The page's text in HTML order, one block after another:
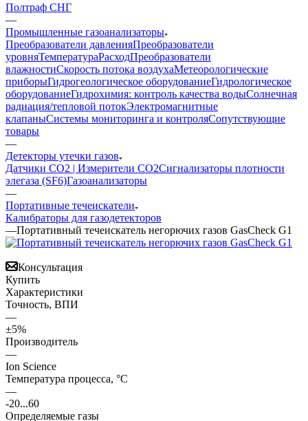
Полтраф СНГ
—
Промышленные газоанализаторы
Преобразователи давленияПреобразователи
уровняТемператураРасходПреобразователи
влажностиСкорость потока воздухаМетеорологические
приборыГидрогеологическое оборудованиеГидрологическое
оборудованиеГидрохимия: контроль качества водыСолнечная
радиация/тепловой потокЭлектромагнитные
клапаныСистемы мониторинга и контроляСопутствующие
товары
—
Детекторы утечки газов
Датчики CO2 | Измерители СО2Сигнализаторы плотности
элегаза (SF6)Газоанализаторы
—
Портативные течеискатели
Калибраторы для газодетекторов
—Портативный течеискатель негорючих газов GasCheck G1
Консультация
Купить
Характеристики
Точность, ВПИ
—
±5%
Производитель
—
Ion Science
Температура процесса, °С
—
-20...60
Определяемые газы